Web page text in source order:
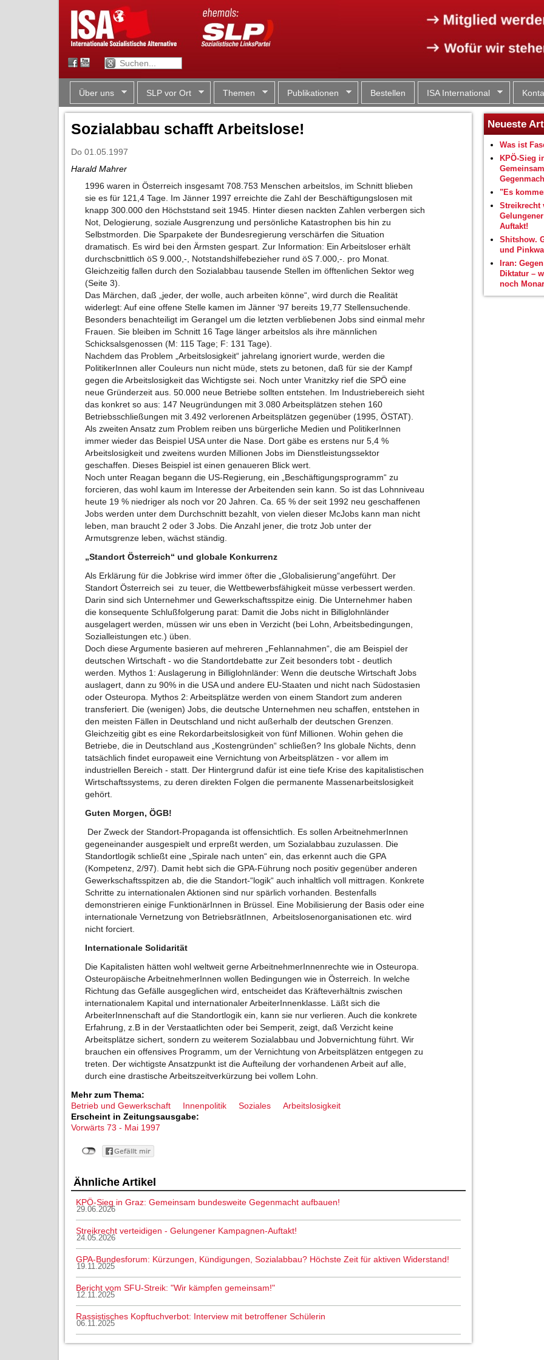
Über uns SLP vor Ort Themen Publikationen Bestellen ISA International
Sozialabbau schafft Arbeitslose!
Do 01.05.1997
Harald Mahrer
1996 waren in Österreich insgesamt 708.753 Menschen arbeitslos, im Schnitt blieben
sie es für 121,4 Tage. Im Jänner 1997 erreichte die Zahl der Beschäftigungslosen mit
knapp 300.000 den Höchststand seit 1945. Hinter diesen nackten Zahlen verbergen sich
Not, Delogierung, soziale Ausgrenzung und persönliche Katastrophen bis hin zu
Selbstmorden. Die Sparpakete der Bundesregierung verschärfen die Situation
dramatisch. Es wird bei den Ärmsten gespart. Zur Information: Ein Arbeitsloser erhält
durchscbnittlich öS 9.000,-, Notstandshilfebezieher rund öS 7.000,-. pro Monat.
Gleichzeitig fallen durch den Sozialabbau tausende Stellen im öfftenlichen Sektor weg
(Seite 3).
Das Märchen, daß „jeder, der wolle, auch arbeiten könne“, wird durch die Realität
widerlegt: Auf eine offene Stelle kamen im Jänner ‘97 bereits 19,77 Stellensuchende.
Besonders benachteiligt im Gerangel um die letzten verbliebenen Jobs sind einmal mehr
Frauen. Sie bleiben im Schnitt 16 Tage länger arbeitslos als ihre männlichen
Schicksalsgenossen (M: 115 Tage; F: 131 Tage).
Nachdem das Problem „Arbeitslosigkeit“ jahrelang ignoriert wurde, werden die
PolitikerInnen aller Couleurs nun nicht müde, stets zu betonen, daß für sie der Kampf
gegen die Arbeitslosigkeit das Wichtigste sei. Noch unter Vranitzky rief die SPÖ eine
neue Gründerzeit aus. 50.000 neue Betriebe sollten entstehen. Im Industriebereich sieht
das konkret so aus: 147 Neugründungen mit 3.080 Arbeitsplätzen stehen 160
Betriebsschließungen mit 3.492 verlorenen Arbeitsplätzen gegenüber (1995, ÖSTAT).
Als zweiten Ansatz zum Problem reiben uns bürgerliche Medien und PolitikerInnen
immer wieder das Beispiel USA unter die Nase. Dort gäbe es erstens nur 5,4 %
Arbeitslosigkeit und zweitens wurden Millionen Jobs im Dienstleistungssektor
geschaffen. Dieses Beispiel ist einen genaueren Blick wert.
Noch unter Reagan begann die US-Regierung, ein „Beschäftigungsprogramm“ zu
forcieren, das wohl kaum im Interesse der Arbeitenden sein kann. So ist das Lohnniveau
heute 19 % niedriger als noch vor 20 Jahren. Ca. 65 % der seit 1992 neu geschaffenen
Jobs werden unter dem Durchschnitt bezahlt, von vielen dieser McJobs kann man nicht
leben, man braucht 2 oder 3 Jobs. Die Anzahl jener, die trotz Job unter der
Armutsgrenze leben, wächst ständig.
„Standort Österreich“ und globale Konkurrenz
Als Erklärung für die Jobkrise wird immer öfter die „Globalisierung“angeführt. Der
Standort Österreich sei zu teuer, die Wettbewerbsfähigkeit müsse verbessert werden.
Darin sind sich Unternehmer und Gewerkschaftsspitze einig. Die Unternehmer haben
die konsequente Schlußfolgerung parat: Damit die Jobs nicht in Billiglohnländer
ausgelagert werden, müssen wir uns eben in Verzicht (bei Lohn, Arbeitsbedingungen,
Sozialleistungen etc.) üben.
Doch diese Argumente basieren auf mehreren „Fehlannahmen“, die am Beispiel der
deutschen Wirtschaft - wo die Standortdebatte zur Zeit besonders tobt - deutlich
werden. Mythos 1: Auslagerung in Billiglohnländer: Wenn die deutsche Wirtschaft Jobs
auslagert, dann zu 90% in die USA und andere EU-Staaten und nicht nach Südostasien
oder Osteuropa. Mythos 2: Arbeitsplätze werden von einem Standort zum anderen
transferiert. Die (wenigen) Jobs, die deutsche Unternehmen neu schaffen, entstehen in
den meisten Fällen in Deutschland und nicht außerhalb der deutschen Grenzen.
Gleichzeitig gibt es eine Rekordarbeitslosigkeit von fünf Millionen. Wohin gehen die
Betriebe, die in Deutschland aus „Kostengründen“ schließen? Ins globale Nichts, denn
tatsächlich findet europaweit eine Vernichtung von Arbeitsplätzen - vor allem im
industriellen Bereich - statt. Der Hintergrund dafür ist eine tiefe Krise des kapitalistischen
Wirtschaftssystems, zu deren direkten Folgen die permanente Massenarbeitslosigkeit
gehört.
Guten Morgen, ÖGB!
Der Zweck der Standort-Propaganda ist offensichtlich. Es sollen ArbeitnehmerInnen
gegeneinander ausgespielt und erpreßt werden, um Sozialabbau zuzulassen. Die
Standortlogik schließt eine „Spirale nach unten“ ein, das erkennt auch die GPA
(Kompetenz, 2/97). Damit hebt sich die GPA-Führung noch positiv gegenüber anderen
Gewerkschaftsspitzen ab, die die Standort-“logik“ auch inhaltlich voll mittragen. Konkrete
Schritte zu internationalen Aktionen sind nur spärlich vorhanden. Bestenfalls
demonstrieren einige FunktionärInnen in Brüssel. Eine Mobilisierung der Basis oder eine
internationale Vernetzung von BetriebsrätInnen, Arbeitslosenorganisationen etc. wird
nicht forciert.
Internationale Solidarität
Die Kapitalisten hätten wohl weltweit gerne ArbeitnehmerInnenrechte wie in Osteuropa.
Osteuropäische ArbeitnehmerInnen wollen Bedingungen wie in Österreich. In welche
Richtung das Gefälle ausgeglichen wird, entscheidet das Kräfteverhältnis zwischen
internationalem Kapital und internationaler ArbeiterInnenklasse. Läßt sich die
ArbeiterInnenschaft auf die Standortlogik ein, kann sie nur verlieren. Auch die konkrete
Erfahrung, z.B in der Verstaatlichten oder bei Semperit, zeigt, daß Verzicht keine
Arbeitsplätze sichert, sondern zu weiterem Sozialabbau und Jobvernichtung führt. Wir
brauchen ein offensives Programm, um der Vernichtung von Arbeitsplätzen entgegen zu
treten. Der wichtigste Ansatzpunkt ist die Aufteilung der vorhandenen Arbeit auf alle,
durch eine drastische Arbeitszeitverkürzung bei vollem Lohn.
Mehr zum Thema:
Betrieb und Gewerkschaft
Innenpolitik Soziales
Arbeitslosigkeit
Erscheint in Zeitungsausgabe:
Vorwärts 73 - Mai 1997
Ähnliche Artikel
KPÖ-Sieg in Graz: Gemeinsam bundesweite Gegenmacht aufbauen!
29.06.2026
Streikrecht verteidigen - Gelungener Kampagnen-Auftakt!
24.05.2026
GPA-Bundesforum: Kürzungen, Kündigungen, Sozialabbau? Höchste Zeit für aktiven Widerstand!
19.11.2025
Bericht vom SFU-Streik: "Wir kämpfen gemeinsam!"
12.11.2025
Rassistisches Kopftuchverbot: Interview mit betroffener Schülerin
06.11.2025
Neueste
Was ist
KPÖ-Sieg
"Es
Streikrecht
Auftakt!
Shitshow.
und
Iran:
Diktatur –
noch